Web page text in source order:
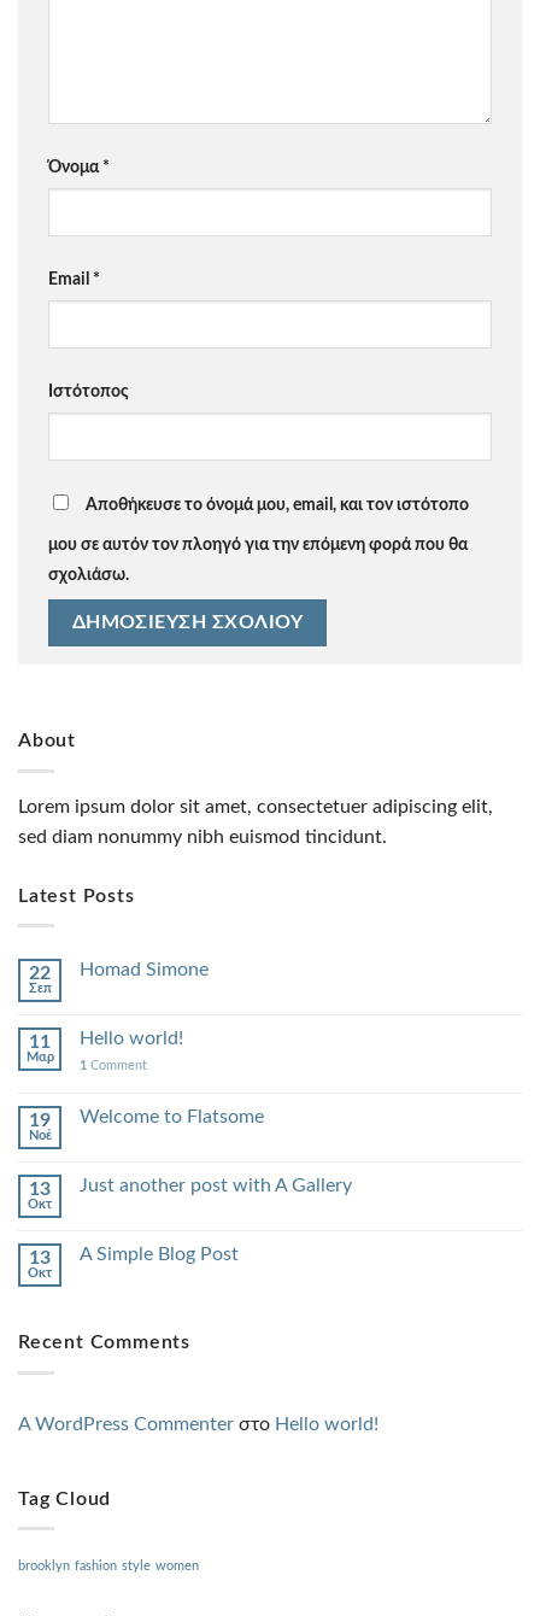
Όνομα *
Email *
Ιστότοπος
Αποθήκευσε το όνομά μου, email, και τον ιστότοπο
μου σε αυτόν τον πλοηγό για την επόμενη φορά που θα
σχολιάσω.
About
Lorem ipsum dolor sit amet, consectetuer adipiscing elit,
sed diam nonummy nibh euismod tincidunt.
Latest Posts
22
Σεπ
Homad Simone
11
Μαρ
Hello world!
1 Comment
19
Νοέ
Welcome to Flatsome
13
Οκτ
Just another post with A Gallery
13
Οκτ
A Simple Blog Post
Recent Comments
A WordPress Commenter στο Hello world!
Tag Cloud
brooklyn fashion style women